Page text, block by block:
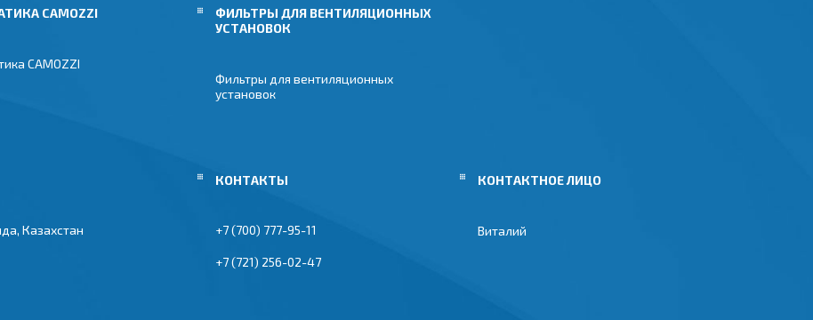
CAMOZZI
CAMOZZI
ФИЛЬТРЫ ДЛЯ ВЕНТИЛЯЦИОННЫХ
УСТАНОВОК
Фильтры для вентиляционных
установок
Казахстан +7 (700) 777-95-11
+7 (721) 256-02-47
Виталий